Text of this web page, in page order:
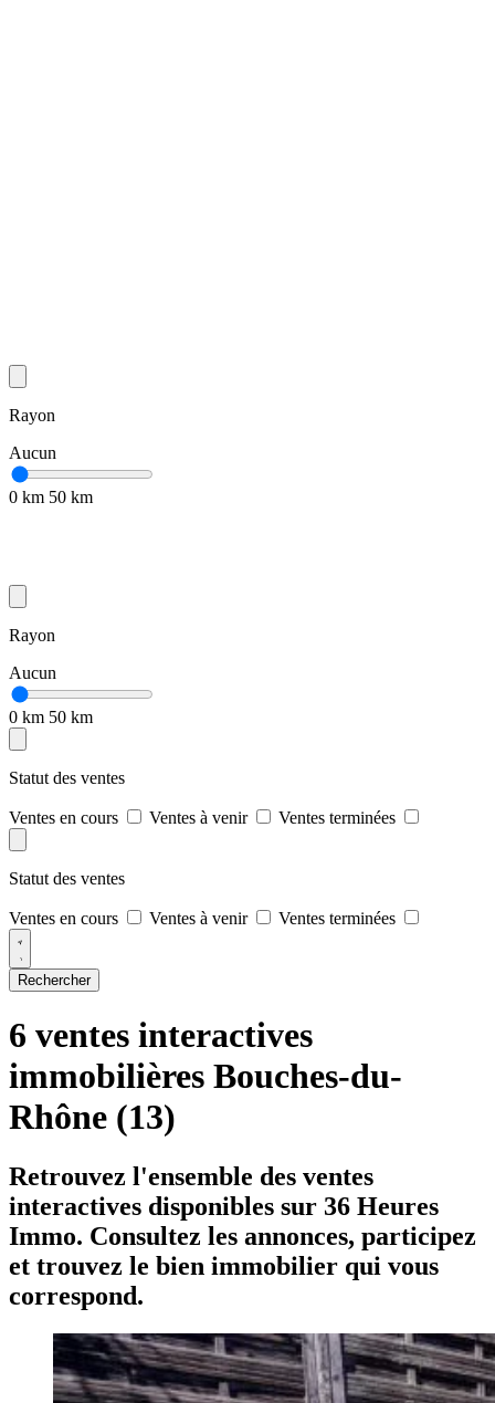
Rayon
Aucun
0 km 50 km
Rayon
Aucun
0 km 50 km
Statut des ventes
Ventes en cours Ventes à venir Ventes terminées
Statut des ventes
Ventes en cours Ventes à venir Ventes terminées
Rechercher
6 ventes interactives
immobilières Bouches-du-
Rhône (13)
Retrouvez l'ensemble des ventes
interactives disponibles sur 36 Heures
Immo. Consultez les annonces, participez
et trouvez le bien immobilier qui vous
correspond.